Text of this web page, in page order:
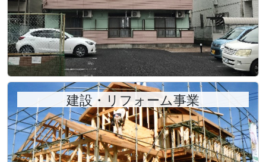
2025/11/08
【愛西市 内佐屋町西新田（日比野駅）事業用地】を
掲載！！
【津島市 埋田町5丁目（津島駅）事業用地】を掲
載！！
【津島市 寺野町五反田（青塚駅）事業用地】
載！！
【津島市 古川町2丁目（津島駅）事業用地】を掲
載！！
建設・リフォーム事業